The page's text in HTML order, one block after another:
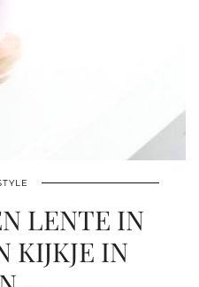
LENTE IN
KIJKJE IN